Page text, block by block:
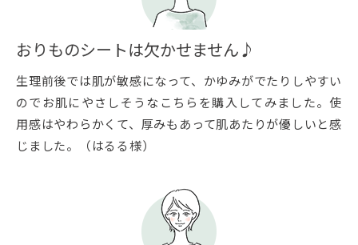
おりものシートは欠かせません♪
生理前後では肌が敏感になって、かゆみがでたりしやすい
のでお肌にやさしそうなこちらを購入してみました。使
用感はやわらかくて、厚みもあって肌あたりが優しいと感
じました。（はるる様）